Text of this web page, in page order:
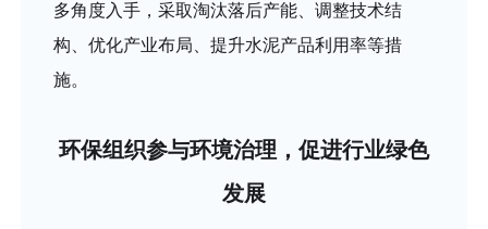
多角度入手，采取淘汰落后产能、调整技术结
构、优化产业布局、提升水泥产品利用率等措
施。
环保组织参与环境治理，促进行业绿色
发展